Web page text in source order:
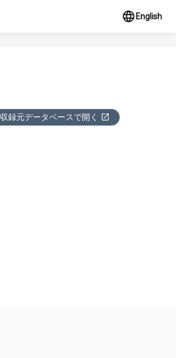
English
収録元データベースで開く